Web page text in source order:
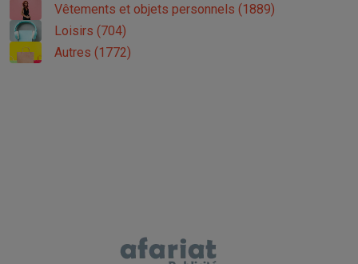
Vêtements et objets personnels (1889)
Loisirs (704)
Autres (1772)